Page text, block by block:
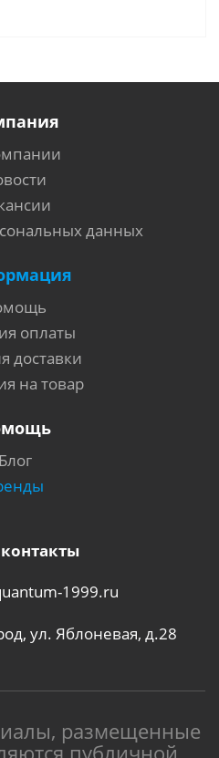
данных
оплаты
доставки
на товар
Блог
1999.ru
ул. Яблоневая, д.28
размещенные